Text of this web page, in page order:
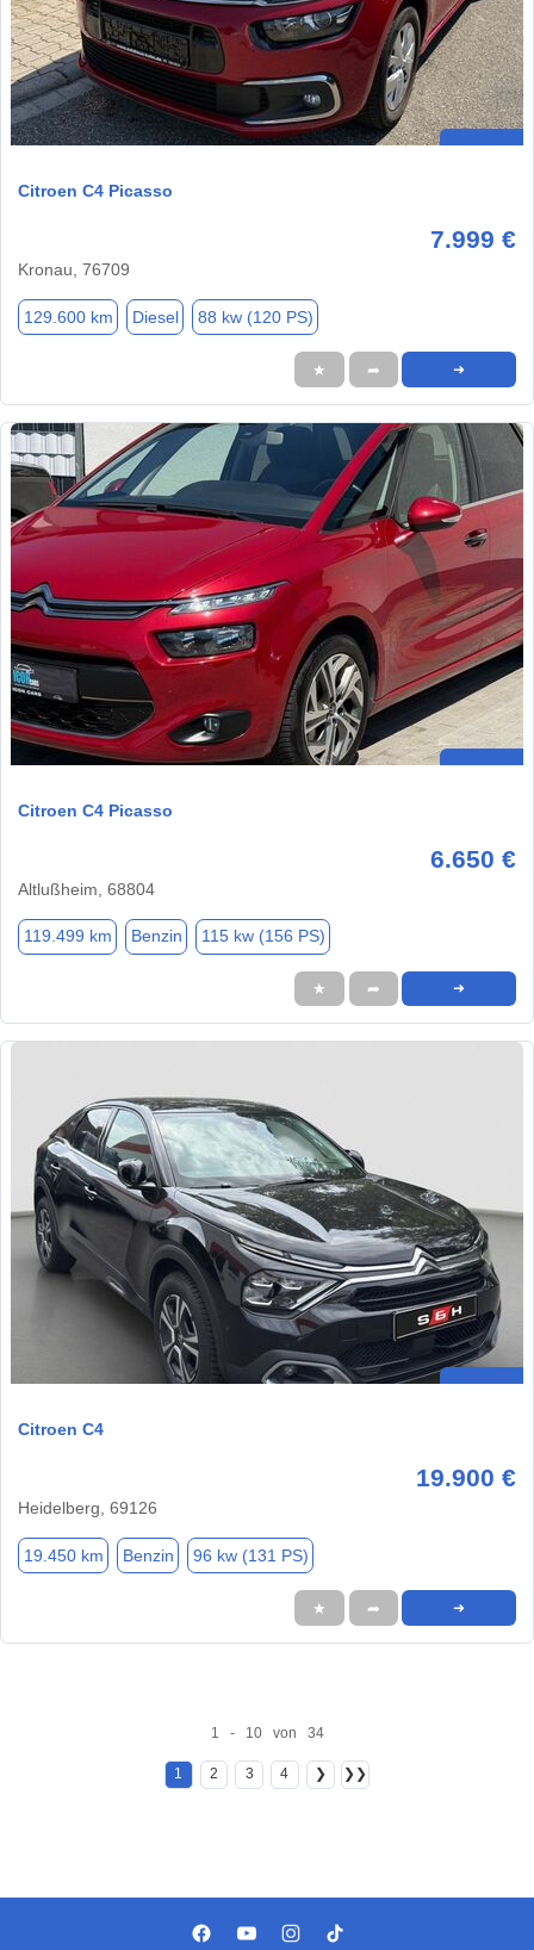
Citroen C4 Picasso
7.999 €
Kronau, 76709
129.600 km Diesel 88 kw (120 PS)
★ ➦ ➜
Citroen C4 Picasso
6.650 €
Altlußheim, 68804
119.499 km Benzin 115 kw (156 PS)
★ ➦ ➜
Citroen C4
19.900 €
Heidelberg, 69126
19.450 km Benzin 96 kw (131 PS)
★ ➦ ➜
1 - 10 von 34
1 2 3 4 ❯ ❯❯